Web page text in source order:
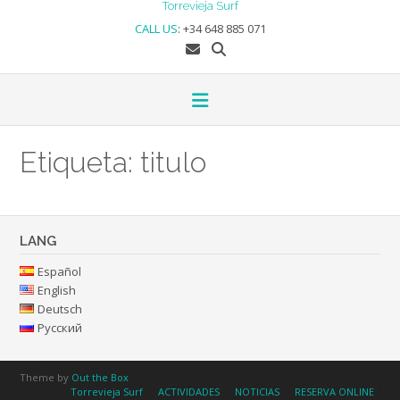
Torrevieja Surf
CALL US: +34 648 885 071
Etiqueta: titulo
LANG
Español
English
Deutsch
Русский
Theme by Out the Box
Torrevieja Surf
ACTIVIDADES NOTICIAS
RESERVA ONLINE